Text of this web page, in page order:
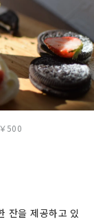
500
잔을 제공하고 있